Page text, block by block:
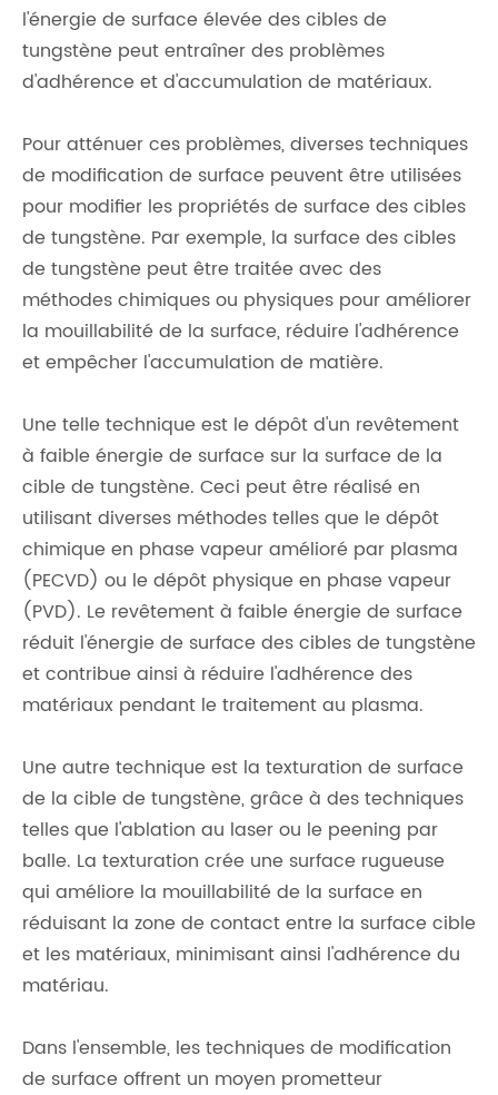
l'énergie de surface élevée des cibles de
tungstène peut entraîner des problèmes
d'adhérence et d'accumulation de matériaux.
Pour atténuer ces problèmes, diverses techniques
de modification de surface peuvent être utilisées
pour modifier les propriétés de surface des cibles
de tungstène. Par exemple, la surface des cibles
de tungstène peut être traitée avec des
méthodes chimiques ou physiques pour améliorer
la mouillabilité de la surface, réduire l'adhérence
et empêcher l'accumulation de matière.
Une telle technique est le dépôt d'un revêtement
à faible énergie de surface sur la surface de la
cible de tungstène. Ceci peut être réalisé en
utilisant diverses méthodes telles que le dépôt
chimique en phase vapeur amélioré par plasma
(PECVD) ou le dépôt physique en phase vapeur
(PVD). Le revêtement à faible énergie de surface
réduit l'énergie de surface des cibles de tungstène
et contribue ainsi à réduire l'adhérence des
matériaux pendant le traitement au plasma.
Une autre technique est la texturation de surface
de la cible de tungstène, grâce à des techniques
telles que l'ablation au laser ou le peening par
balle. La texturation crée une surface rugueuse
qui améliore la mouillabilité de la surface en
réduisant la zone de contact entre la surface cible
et les matériaux, minimisant ainsi l'adhérence du
matériau.
Dans l'ensemble, les techniques de modification
de surface offrent un moyen prometteur